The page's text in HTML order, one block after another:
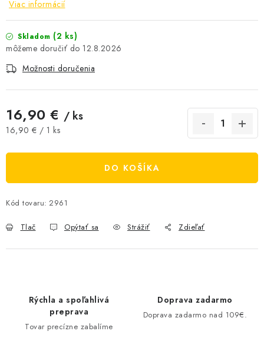
NOVINKY
ČOKOLÁDA
Kamenná predajňa
Napísali o nás
Kontakty
Doprava a platba
Najčastejšie otázky FAQ
Obchodné podmienky
Viac informácií
Skladom (2 ks)
12.8.2026
Možnosti doručenia
16,90 € / ks
Jednotková cena:
16,90 € / 1 ks
DO KOŠÍKA
Kód tovaru: 2961
Tlač Opýtať sa Strážiť Zdieľať
Rýchla a spoľahlivá
preprava
Tovar precízne zabalíme
Doprava zadarmo
Doprava zadarmo nad 109€.